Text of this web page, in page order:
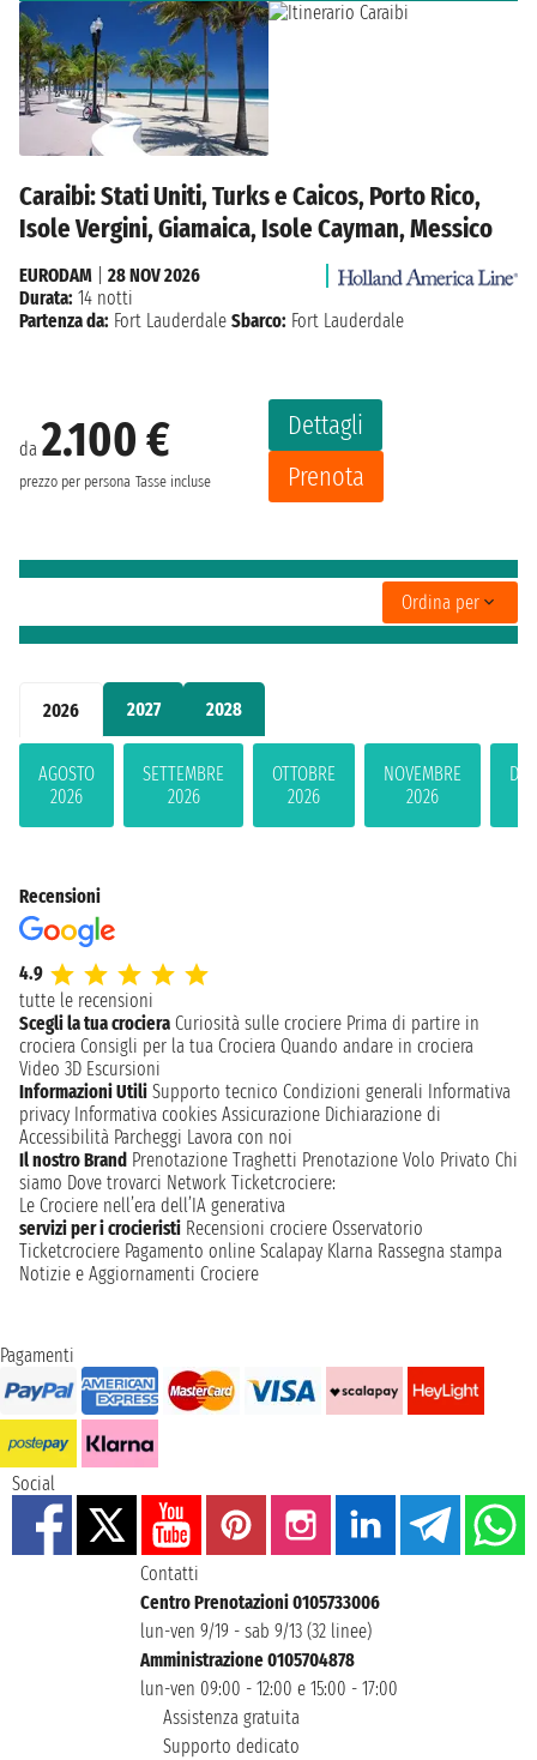
2026 2027 2028
AGOSTO
2026
SETTEMBRE
2026
OTTOBRE
2026
NOVEMBRE
2026
Caraibi: Stati Uniti, Turks e Caicos, Porto Rico,
Isole Vergini, Giamaica, Isole Cayman, Messico
da 2.100 €
prezzo per persona Tasse incluse
Dettagli
Prenota
EURODAM
28 NOV 2026
Durata: 14 notti
Partenza da: Fort Lauderdale Sbarco: Fort Lauderdale
Ordina per
Recensioni
4.9
tutte le recensioni
Scegli la tua crociera Curiosità sulle crociere Prima di partire in
crociera Consigli per la tua Crociera Quando andare in crociera
Video 3D Escursioni
Informazioni Utili Supporto tecnico Condizioni generali Informativa
privacy Informativa cookies Assicurazione Dichiarazione di
Accessibilità Parcheggi Lavora con noi
Il nostro Brand Prenotazione Traghetti Prenotazione Volo Privato Chi
siamo Dove trovarci Network Ticketcrociere:
Le Crociere nell’era dell’IA generativa
servizi per i crocieristi Recensioni crociere Osservatorio
Ticketcrociere Pagamento online Scalapay Klarna Rassegna stampa
Notizie e Aggiornamenti Crociere
Pagamenti
Social
Contatti
Centro Prenotazioni 0105733006
lun-ven 9/19 - sab 9/13 (32 linee)
Amministrazione 0105704878
lun-ven 09:00 - 12:00 e 15:00 - 17:00
Assistenza gratuita
Supporto dedicato